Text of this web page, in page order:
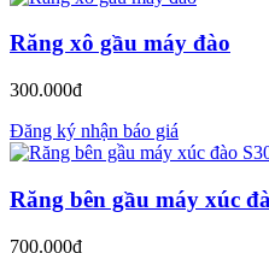
Răng xô gầu máy đào
300.000đ
Đăng ký nhận báo giá
Răng bên gầu máy xúc
700.000đ